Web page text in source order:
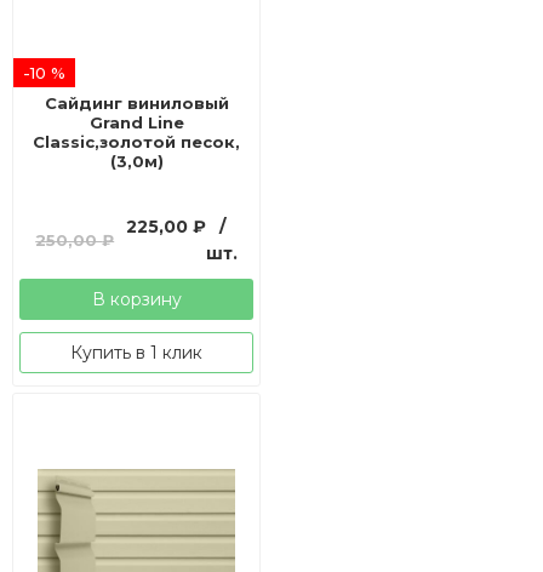
-10 %
Сайдинг виниловый
Grand Line
Classic,золотой песок,
(3,0м)
250,00₽
Первоначальная
составляла
250,00 ₽.
225,00₽
Текущая
225,00 ₽.
/
шт.
В корзину
Купить в 1 клик